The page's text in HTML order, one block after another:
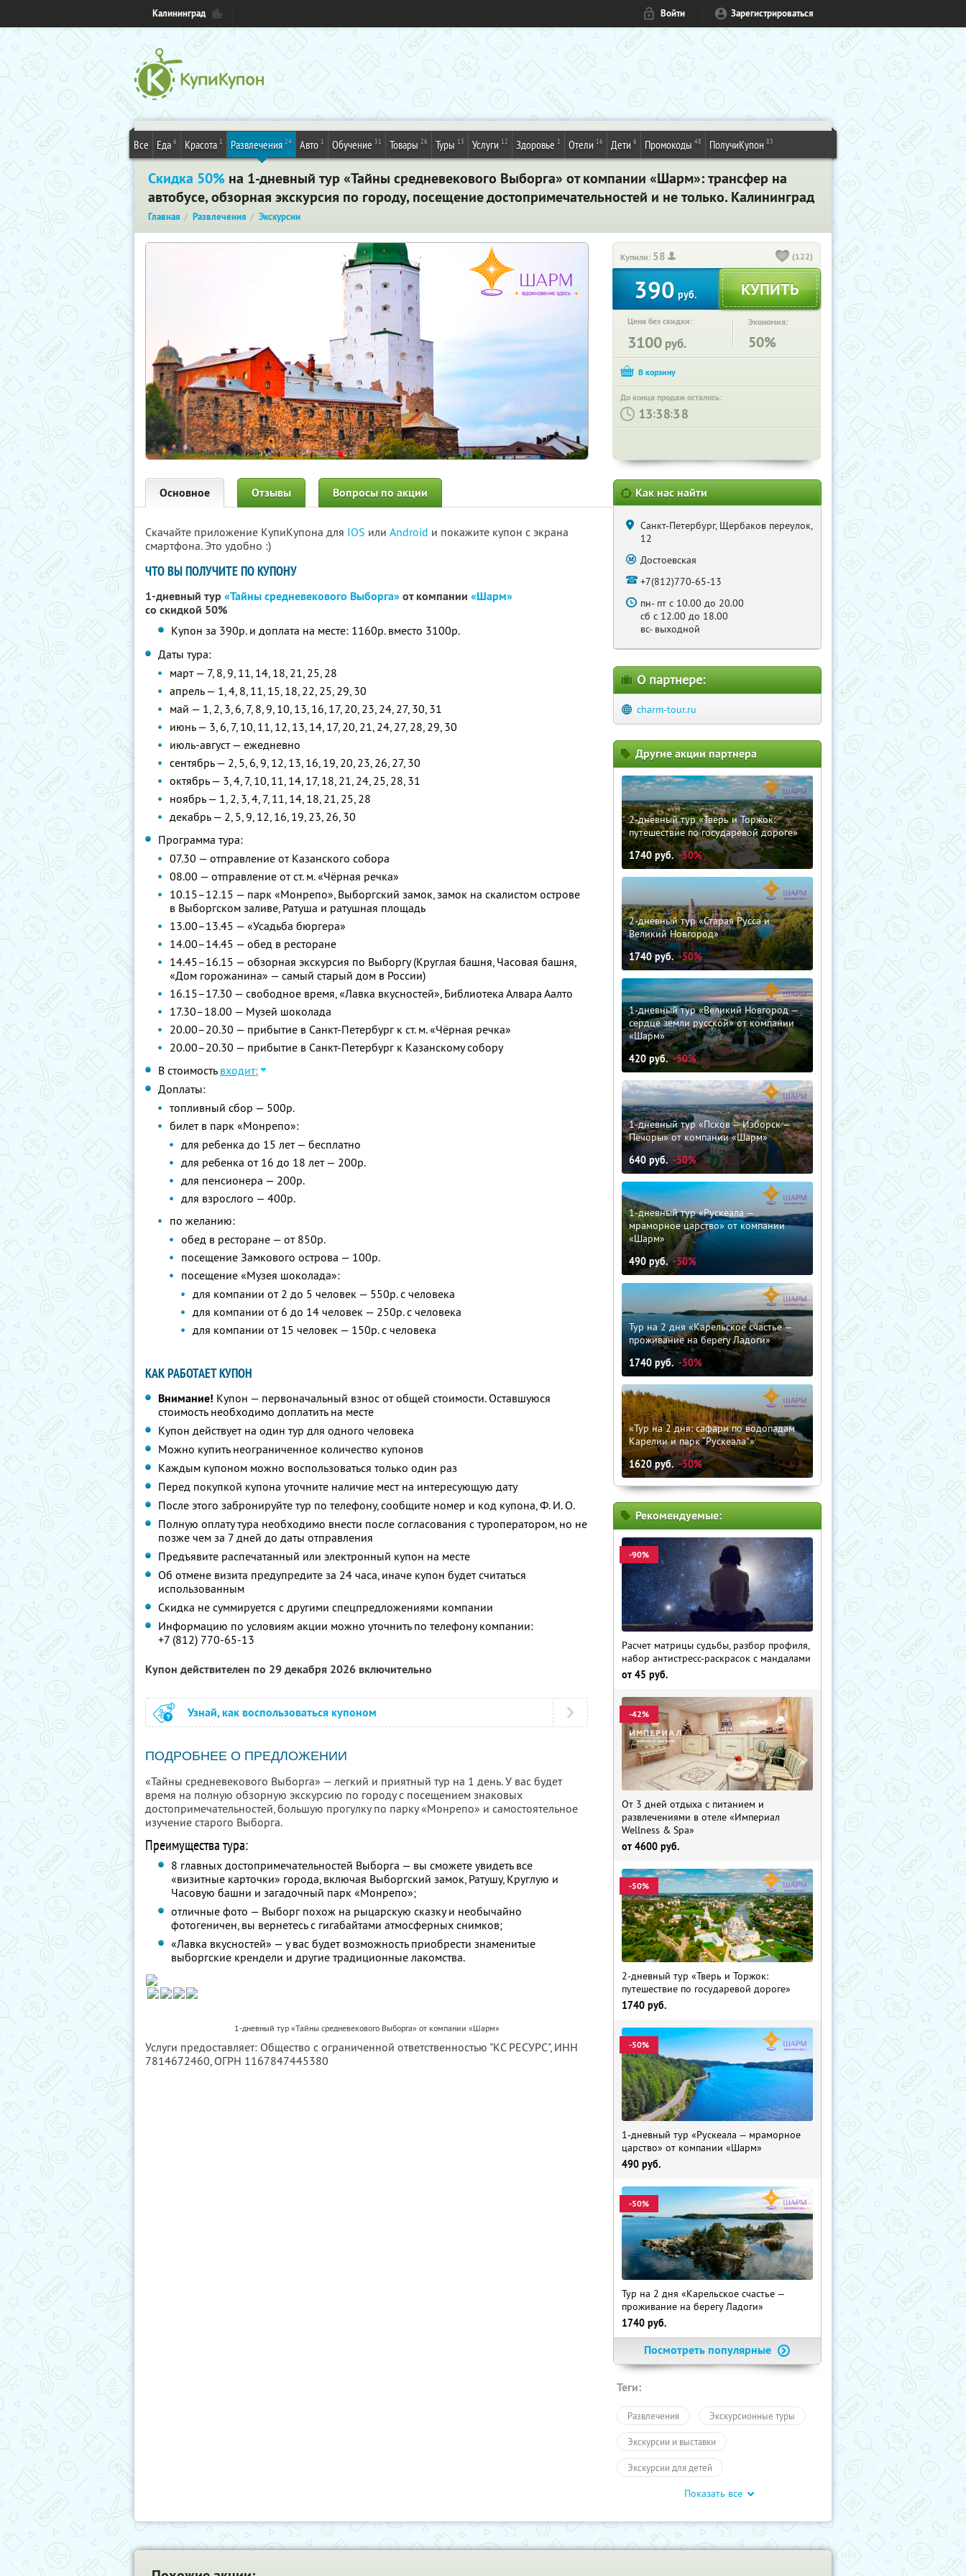
Калининград Войти Зарегистрироваться
Все Еда 6 Красота 1 Развлечения 24 Авто 1 Обучение 31 Товары 26 Туры 13 Услуги 12 Здоровье 1 Отели 16 Дети 6 Промокоды 48 ПолучиКупон 83
Скидка 50% на 1-дневный тур «Тайны средневекового Выборга» от компании «Шарм»: трансфер на
автобусе, обзорная экскурсия по городу, посещение достопримечательностей и не только. Калининград
Главная Развлечения Экскурсии
Купили: 58 (122)
390 руб.
Цена без скидки:
3100 руб.
Экономия:
50%
До конца продаж осталось:
: :
Основное Отзывы Вопросы по акции
Скачайте приложение КупиКупона для IOS или Android и покажите купон с экрана
смартфона. Это удобно :)
ЧТО ВЫ ПОЛУЧИТЕ ПО КУПОНУ
1-дневный тур «Тайны средневекового Выборга»от компании «Шарм»
со скидкой 50%
Купон за 390р. и доплата на месте: 1160р. вместо 3100р.
Даты тура:
март — 7, 8, 9, 11, 14, 18, 21, 25, 28
апрель — 1, 4, 8, 11, 15, 18, 22, 25, 29, 30
май — 1, 2, 3, 6, 7, 8, 9, 10, 13, 16, 17, 20, 23, 24, 27, 30, 31
июнь — 3, 6, 7, 10, 11, 12, 13, 14, 17, 20, 21, 24, 27, 28, 29, 30
июль-август — ежедневно
сентябрь — 2, 5, 6, 9, 12, 13, 16, 19, 20, 23, 26, 27, 30
октябрь — 3, 4, 7, 10, 11, 14, 17, 18, 21, 24, 25, 28, 31
ноябрь — 1, 2, 3, 4, 7, 11, 14, 18, 21, 25, 28
декабрь — 2, 5, 9, 12, 16, 19, 23, 26, 30
Программа тура:
07.30 — отправление от Казанского собора
08.00 — отправление от ст. м. «Чёрная речка»
10.15–12.15 — парк «Монрепо», Выборгский замок, замок на скалистом острове
в Выборгском заливе, Ратуша и ратушная площадь
13.00–13.45 — «Усадьба бюргера»
14.00–14.45 — обед в ресторане
14.45–16.15 — обзорная экскурсия по Выборгу (Круглая башня, Часовая башня,
«Дом горожанина» — самый старый дом в России)
16.15–17.30 — свободное время, «Лавка вкусностей», Библиотека Алвара Аалто
17.30–18.00 — Музей шоколада
20.00–20.30 — прибытие в Санкт-Петербург к ст. м. «Чёрная речка»
20.00–20.30 — прибытие в Санкт-Петербург к Казанскому собору
В стоимость входит:
Доплаты:
топливный сбор — 500р.
билет в парк «Монрепо»:
для ребенка до 15 лет — бесплатно
для ребенка от 16 до 18 лет — 200р.
для пенсионера — 200р.
для взрослого — 400р.
по желанию:
обед в ресторане — от 850р.
посещение Замкового острова — 100р.
посещение «Музея шоколада»:
для компании от 2 до 5 человек — 550р. с человека
для компании от 6 до 14 человек — 250р. с человека
для компании от 15 человек — 150р. с человека
КАК РАБОТАЕТ КУПОН
Внимание! Купон — первоначальный взнос от общей стоимости. Оставшуюся
стоимость необходимо доплатить на месте
Купон действует на один тур для одного человека
Можно купить неограниченное количество купонов
Каждым купоном можно воспользоваться только один раз
Перед покупкой купона уточните наличие мест на интересующую дату
После этого забронируйте тур по телефону, сообщите номер и код купона,Ф. И. О.
Полную оплату тура необходимо внести после согласования с туроператором, но не
позже чем за 7 дней до даты отправления
Предъявите распечатанный или электронный купон на месте
Об отмене визита предупредите за 24 часа, иначе купон будет считаться
использованным
Скидка не суммируется с другими спецпредложениями компании
Информацию по условиям акции можно уточнить по телефону компании:
+7 (812) 770-65-13
Купон действителен по 29 декабря 2026 включительно
Узнай, как воспользоваться купоном
ПОДРОБНЕЕ О ПРЕДЛОЖЕНИИ
«Тайны средневекового Выборга» — легкий и приятный тур на 1 день. У вас будет
время на полную обзорную экскурсию по городу с посещением знаковых
достопримечательностей, большую прогулку по парку «Монрепо» и самостоятельное
изучение старого Выборга.
Преимущества тура:
8 главных достопримечательностей Выборга — вы сможете увидеть все
«визитные карточки» города, включая Выборгский замок, Ратушу, Круглую и
Часовую башни и загадочный парк «Монрепо»;
отличные фото — Выборг похож на рыцарскую сказку и необычайно
фотогеничен, вы вернетесь с гигабайтами атмосферных снимков;
«Лавка вкусностей» — у вас будет возможность приобрести знаменитые
выборгские крендели и другие традиционные лакомства.
1-дневный тур «Тайны средневекового Выборга» от компании «Шарм»
Услуги предоставляет: Общество с ограниченной ответственностью "КС РЕСУРС", ИНН
7814672460, ОГРН 1167847445380
Как нас найти
Санкт-Петербург, Щербаков переулок,
12
Достоевская
+7(812)770-65-13
пн- пт с 10.00 до 20.00
сб с 12.00 до 18.00
вс- выходной
О партнере:
charm-tour.ru
Другие акции партнера
2-дневный тур «Тверь и Торжок:
путешествие по государевой дороге»
1740руб. -50%
2-дневный тур «Старая Русса и
Великий Новгород»
1740руб. -50%
1-дневный тур «Великий Новгород —
сердце земли русской» от компании
«Шарм»
420 руб. -50%
1-дневный тур «Псков — Изборск —
Печоры» от компании «Шарм»
640 руб. -50%
1-дневный тур «Рускеала —
мраморное царство» от компании
«Шарм»
490 руб. -50%
Тур на 2 дня «Карельское счастье —
проживание на берегу Ладоги»
1740 руб. -50%
«Тур на 2 дня: сафари по водопадам
Карелии и парк “Рускеала"»
1620руб. -50%
Рекомендуемые:
-90%
Расчет матрицы судьбы, разбор профиля,
набор антистресс-раскрасок с мандалами
от 45 руб.
-42%
От 3 дней отдыха с питанием и
развлечениями в отеле «Империал
Wellness & Spa»
от 4600 руб.
-50%
2-дневный тур «Тверь и Торжок:
путешествие по государевой дороге»
1740 руб.
-50%
1-дневный тур «Рускеала — мраморное
царство» от компании «Шарм»
490 руб.
-50%
Тур на 2 дня «Карельское счастье —
проживание на берегу Ладоги»
1740 руб.
Посмотреть популярные
Теги:
Развлечения Экскурсионные туры
Экскурсии и выставки
Экскурсии для детей
Автобусные экскурсии
Пешие экскурсии Экскурсии
Санкт-Петербург Туры
Показать все